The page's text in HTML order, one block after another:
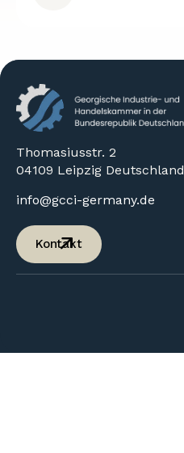
Thomasiusstr. 2
04109 Leipzig Deutschland
info@gcci-germany.de
Kontakt